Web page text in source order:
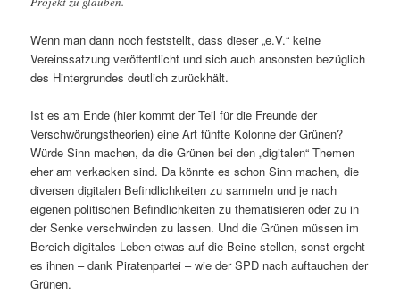
Wenn man dann noch feststellt, dass dieser „e.V.“ keine
Vereinssatzung veröffentlicht und sich auch ansonsten bezüglich
des Hintergrundes deutlich zurückhält.
Ist es am Ende (hier kommt der Teil für die Freunde der
Verschwörungstheorien) eine Art fünfte Kolonne der Grünen?
Würde Sinn machen, da die Grünen bei den „digitalen“ Themen
eher am verkacken sind. Da könnte es schon Sinn machen, die
diversen digitalen Befindlichkeiten zu sammeln und je nach
eigenen politischen Befindlichkeiten zu thematisieren oder zu in
der Senke verschwinden zu lassen. Und die Grünen müssen im
Bereich digitales Leben etwas auf die Beine stellen, sonst ergeht
es ihnen – dank Piratenpartei – wie der SPD nach auftauchen der
Grünen.